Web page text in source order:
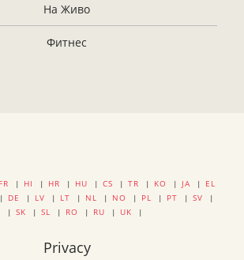
На Живо
Фитнес
FR | HI | HR | HU | CS | TR | KO | JA | EL
DE | LV | LT | NL | NO | PL | PT | SV |
| SK | SL | RO | RU | UK |
Privacy